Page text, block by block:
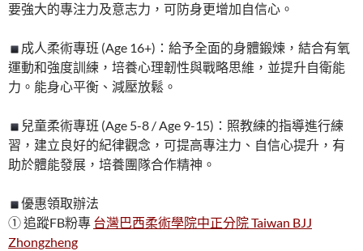
要強大的專注力及意志力，可防身更增加自信心。
成人柔術專班 (Age 16+)：給予全面的身體鍛煉，結合有氧
運動和強度訓練，培養心理韌性與戰略思維，並提升自衛能
力。能身心平衡、減壓放鬆。
兒童柔術專班 (Age 5-8 / Age 9-15)：照教練的指導進行練
習，建立良好的紀律觀念，可提高專注力、自信心提升，有
助於體能發展，培養團隊合作精神。
優惠領取辦法
① 追蹤FB粉專 台灣巴西柔術學院中正分院 Taiwan BJJ
Zhongzheng